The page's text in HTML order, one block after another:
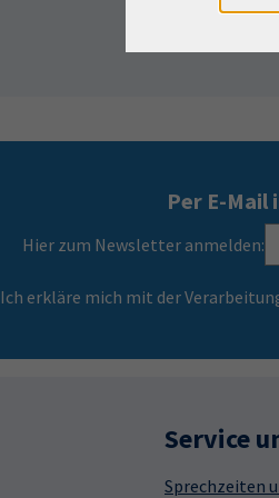
Per E-
Hier zum Newsletter anmelden:
Ich erkläre mich mit der
Service
Sprechzeiten